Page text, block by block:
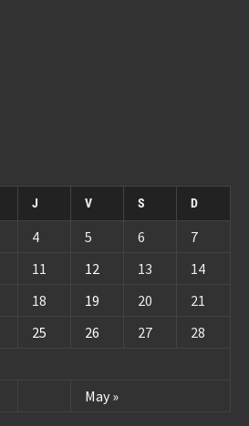
J V S D
May »
4 5 6
7
11 12 13
14
18 19 20
21
25 26 27
28